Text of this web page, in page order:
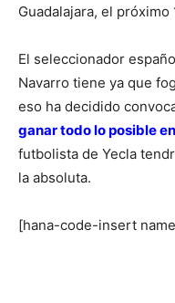
Guadalajara, el próximo
El seleccionador
Navarro tiene ya que
eso ha decidido
ganar todo lo posible
futbolista de Yecla
la absoluta.
[hana-code-insert